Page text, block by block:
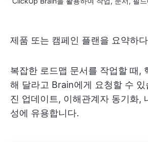
제품 또는 캠페인 플랜을 요약하다
복잡한 로드맵 문서를 작업할 때,
해 달라고 Brain에게 요청할 수 있
진 업데이트, 이해관계자 동기화,
성에 유용합니다.